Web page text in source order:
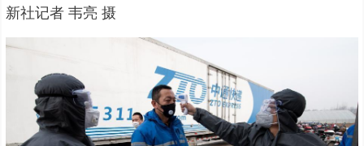
新社记者 韦亮 摄